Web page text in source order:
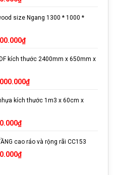
có thể đặt ở bất kì vị trí nào
tại
7.500.000₫.
size Ngang 1300 * 1000 *
₫Giá
tại
8.000.000₫.
kích thước 2400mm x 650mm x
₫Giá
tại
kích thước 1m3 x 60cm x
₫Giá
tại
là:
cao ráo và rộng rãi CC153
₫Giá